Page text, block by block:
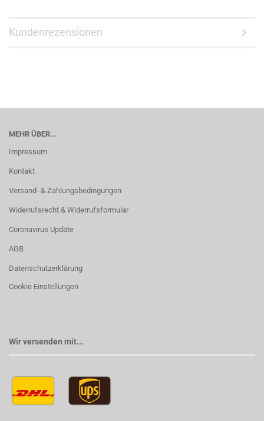
Kundenrezensionen
MEHR ÜBER...
Impressum
Kontakt
Versand- & Zahlungsbedingungen
Widerrufsrecht & Widerrufsformular
Coronavirus Update
AGB
Datenschutzerklärung
Cookie Einstellungen
Wir versenden mit...